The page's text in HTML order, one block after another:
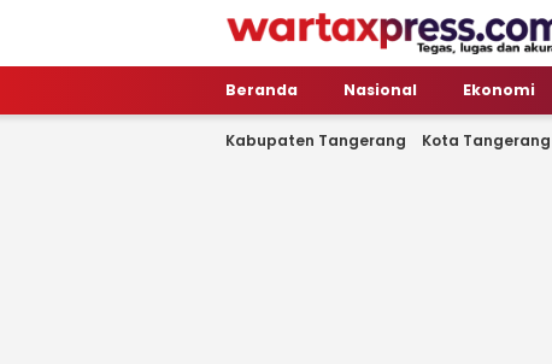
WartaXpress
Tegas, Lugas dan Akurat
Beranda Nasional Ekonomi
Kabupaten Tangerang Kota Tangerang